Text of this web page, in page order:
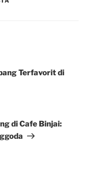
Terfavorit di
di Cafe Binjai: